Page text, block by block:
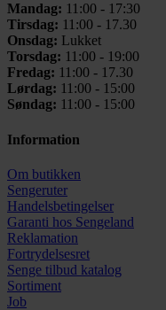
Mandag: 11:00 - 17:30
Tirsdag: 11:00 - 17.30
Onsdag: Lukket
Torsdag: 11:00 - 19:00
Fredag: 11:00 - 17.30
Lørdag: 11:00 - 15:00
Søndag: 11:00 - 15:00
Information
Om butikken
Sengeruter
Handelsbetingelser
Garanti hos Sengeland
Reklamation
Fortrydelsesret
Senge tilbud katalog
Sortiment
Job